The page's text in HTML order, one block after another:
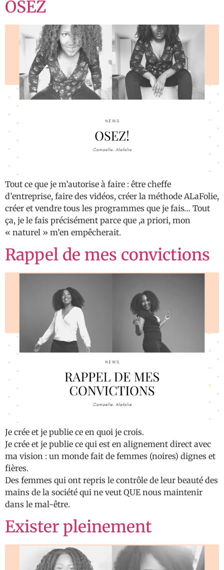
OSEZ
Tout ce que je m’autorise à faire : être cheffe
d’entreprise, faire des vidéos, créer la méthode ALaFolie,
créer et vendre tous les programmes que je fais… Tout
ça, je le fais précisément parce que ,a priori, mon
« naturel » m’en empêcherait.
Rappel de mes convictions
Je crée et je publie ce en quoi je crois.
Je crée et je publie ce qui est en alignement direct avec
ma vision : un monde fait de femmes (noires) dignes et
fières.
Des femmes qui ont repris le contrôle de leur beauté des
mains de la société qui ne veut QUE nous maintenir
dans le mal-être.
Exister pleinement